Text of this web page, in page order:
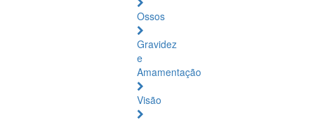
Ossos
Gravidez
e
Amamentação
Visão